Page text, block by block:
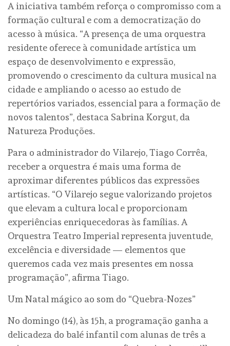
A iniciativa também reforça o compromisso com a
formação cultural e com a democratização do
acesso à música. “A presença de uma orquestra
residente oferece à comunidade artística um
espaço de desenvolvimento e expressão,
promovendo o crescimento da cultura musical na
cidade e ampliando o acesso ao estudo de
repertórios variados, essencial para a formação de
novos talentos”, destaca Sabrina Korgut, da
Natureza Produções.
Para o administrador do Vilarejo, Tiago Corrêa,
receber a orquestra é mais uma forma de
aproximar diferentes públicos das expressões
artísticas. “O Vilarejo segue valorizando projetos
que elevam a cultura local e proporcionam
experiências enriquecedoras às famílias. A
Orquestra Teatro Imperial representa juventude,
excelência e diversidade — elementos que
queremos cada vez mais presentes em nossa
programação”, afirma Tiago.
Um Natal mágico ao som do “Quebra-Nozes”
No domingo (14), às 15h, a programação ganha a
delicadeza do balé infantil com alunas de três a